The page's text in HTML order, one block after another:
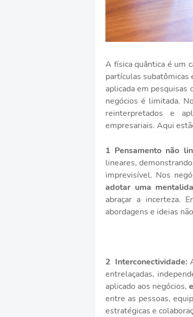
A física quântica é um
partículas subatômicas
aplicada em pesquisas
negócios é limitada.
reinterpretados e
empresariais. Aqui
1 Pensamento não
lineares,
imprevisível. Nos
adotar uma
abraçar a incerteza.
abordagens e ideias
2 Interconectividade:
entrelaçadas,
aplicado aos negócios,
entre as pessoas,
estratégicas e